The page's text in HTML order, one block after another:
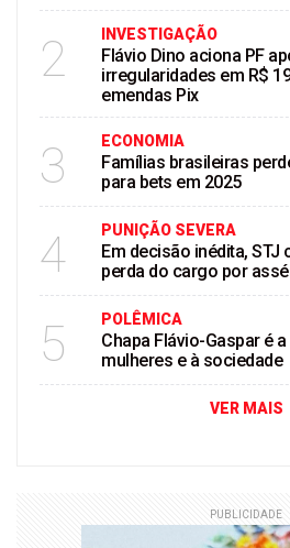
2 INVESTIGAÇÃO
Flávio Dino aciona PF
irregularidades em R$
emendas Pix
3 ECONOMIA
Famílias brasileiras
para bets em 2025
4 PUNIÇÃO SEVERA
Em decisão inédita, STJ
perda do cargo por
5 POLÊMICA
Chapa Flávio-Gaspar é
mulheres e à sociedade
VER MAIS
PUBLICIDADE